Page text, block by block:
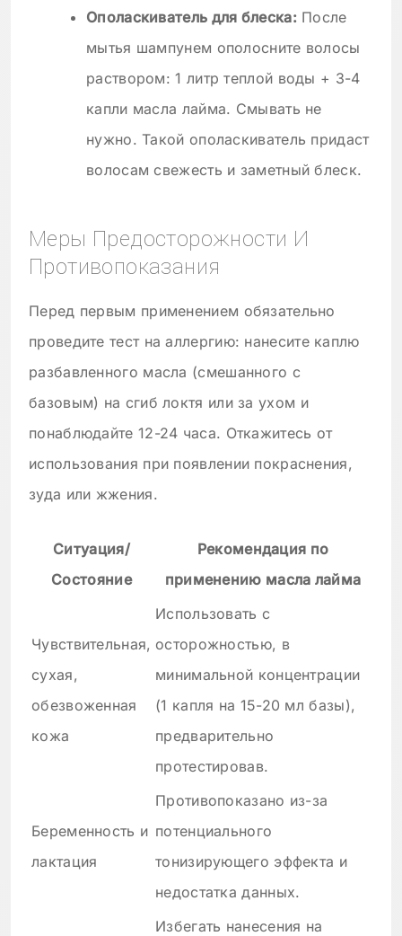
Ополаскиватель для блеска:После
мытья шампунем ополосните волосы
раствором: 1 литр теплой воды + 3-4
капли масла лайма. Смывать не
нужно. Такой ополаскиватель придаст
волосам свежесть и заметный блеск.
Меры Предосторожности И
Противопоказания
Перед первым применением обязательно
проведите тест на аллергию: нанесите каплю
разбавленного масла (смешанного с
базовым) на сгиб локтя или за ухом и
понаблюдайте 12-24 часа. Откажитесь от
использования при появлении покраснения,
зуда или жжения.
Ситуация/
Состояние
Рекомендация по
применению масла лайма
Чувствительная,
сухая,
обезвоженная
кожа
Использовать с
осторожностью, в
минимальной концентрации
(1 капля на 15-20 мл базы),
предварительно
протестировав.
Беременность и
лактация
Противопоказано из-за
потенциального
тонизирующего эффекта и
недостатка данных.
Избегать нанесения на